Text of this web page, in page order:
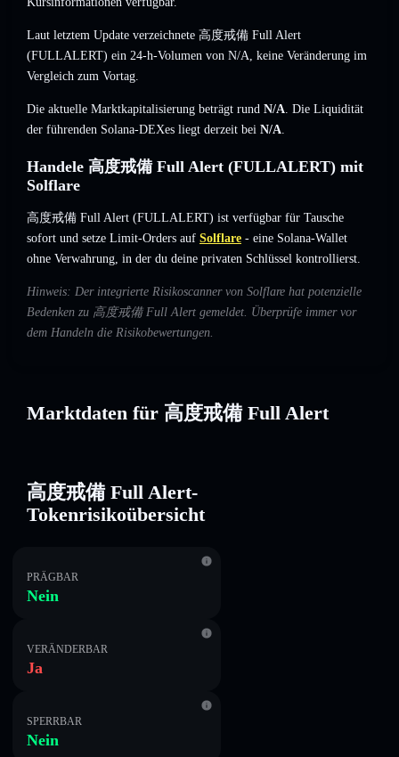
Laut letztem Update verzeichnete 高度戒備 Full Alert
(FULLALERT) ein 24-h-Volumen von N/A, keine Veränderung im
Vergleich zum Vortag.
Die aktuelle Marktkapitalisierung beträgt rund N/A. Die Liquidität
der führenden Solana-DEXes liegt derzeit bei N/A.
Handele 高度戒備 Full Alert (FULLALERT) mit
Solflare
高度戒備 Full Alert (FULLALERT) ist verfügbar für Tausche
sofort und setze Limit-Orders auf Solflare - eine Solana-Wallet
ohne Verwahrung, in der du deine privaten Schlüssel kontrollierst.
Hinweis: Der integrierte Risikoscanner von Solflare hat potenzielle
Bedenken zu 高度戒備 Full Alert gemeldet. Überprüfe immer vor
dem Handeln die Risikobewertungen.
Marktdaten für 高度戒備 Full Alert
高度戒備 Full Alert-
Tokenrisikoübersicht
PRÄGBAR
Nein
VERÄNDERBAR
Ja
SPERRBAR
Nein